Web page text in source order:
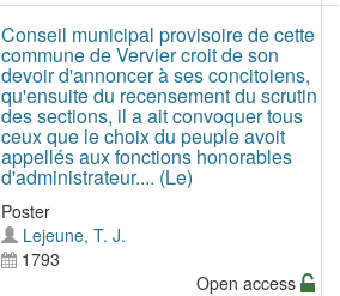
Conseil municipal provisoire de cette
commune de Vervier croit de son
devoir d'annoncer à ses concitoiens,
qu'ensuite du recensement du scrutin
des sections, il a ait convoquer tous
ceux que le choix du peuple avoit
appellés aux fonctions honorables
d'administrateur.... (Le)
Poster
Lejeune, T. J.
1793
Open access